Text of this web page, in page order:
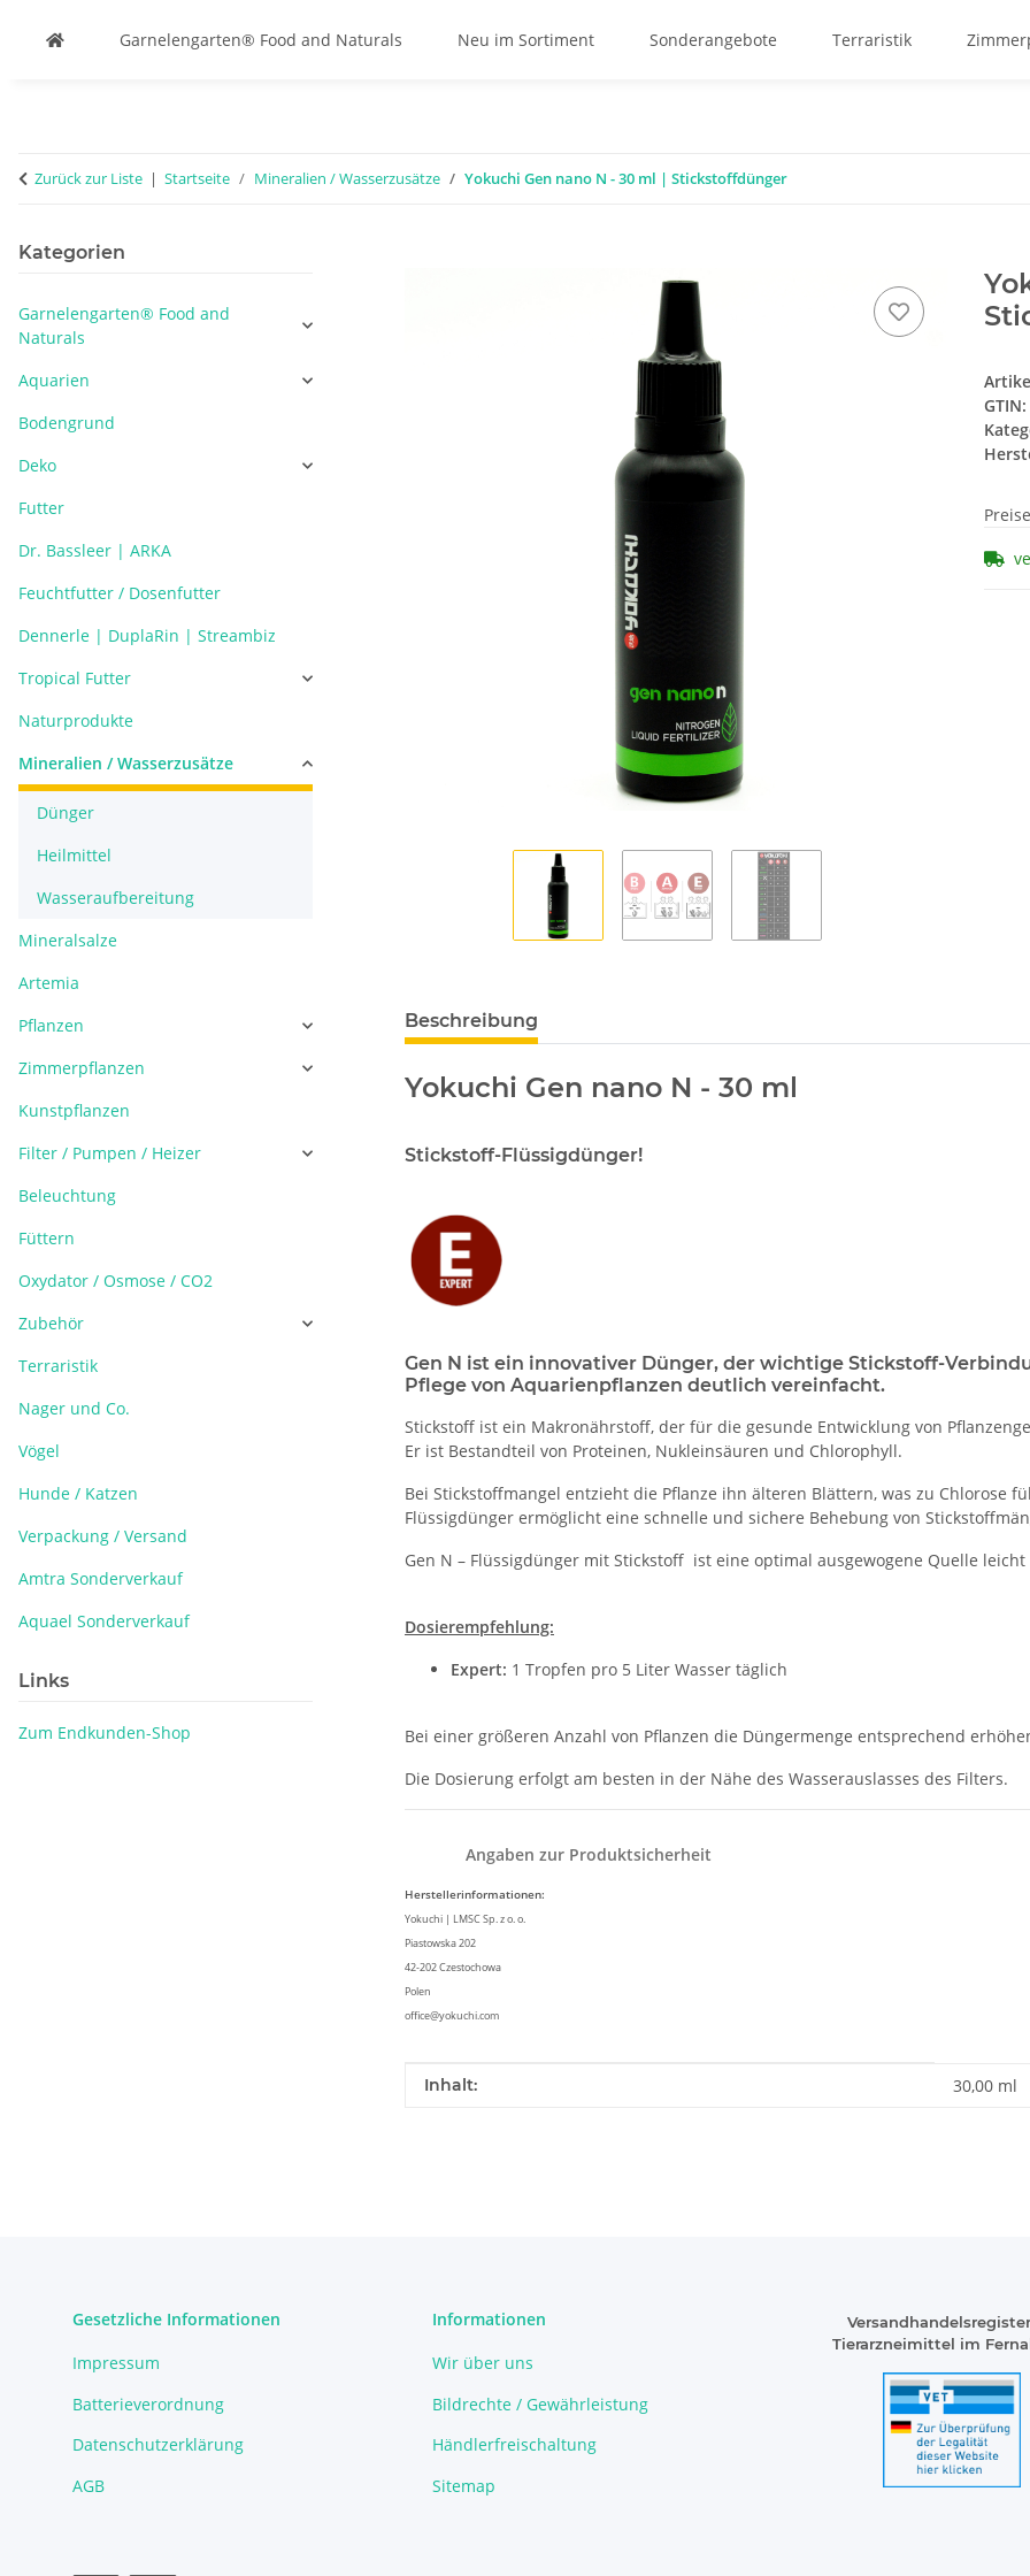
Garnelengarten® Food and Naturals Neu im Sortiment Sonderangebote Terraristik
Zurück zur Liste Startseite Mineralien / Wasserzusätze Yokuchi Gen nano N - 30 ml | Stickstoffdünger
GTIN:
Beschreibung
Yokuchi Gen nano N - 30 ml
Stickstoff-Flüssigdünger!
Gen N ist ein innovativer Dünger, der wichtige Stickstoff-
Pflege von Aquarienpflanzen deutlich vereinfacht.
Stickstoff ist ein Makronährstoff, der für die gesunde Entwicklung von
Er ist Bestandteil von Proteinen, Nukleinsäuren und Chlorophyll.
Bei Stickstoffmangel entzieht die Pflanze ihn älteren Blättern, was zu Chlorose
Flüssigdünger ermöglicht eine schnelle und sichere Behebung von
Gen N – Flüssigdünger mit Stickstoff ist eine optimal ausgewogene Quelle
Dosierempfehlung:
Expert: 1 Tropfen pro 5 Liter Wasser täglich
Bei einer größeren Anzahl von Pflanzen die Düngermenge entsprechend
Die Dosierung erfolgt am besten in der Nähe des Wasserauslasses des Filters.
Angaben zur Produktsicherheit
Herstellerinformationen:
Yokuchi | LMSC Sp. z o. o.
Piastowska 202
42-202 Czestochowa
Polen
office@yokuchi.com
Produkteigenschaft
Wert
Inhalt: 30,00 ml
Kategorien
Garnelengarten® Food and
Naturals
Aquarien
Bodengrund
Deko
Futter
Dr. Bassleer | ARKA
Feuchtfutter / Dosenfutter
Dennerle | DuplaRin | Streambiz
Tropical Futter
Naturprodukte
Mineralien / Wasserzusätze
Dünger
Heilmittel
Wasseraufbereitung
Mineralsalze
Artemia
Pflanzen
Zimmerpflanzen
Kunstpflanzen
Filter / Pumpen / Heizer
Beleuchtung
Füttern
Oxydator / Osmose / CO2
Zubehör
Terraristik
Nager und Co.
Vögel
Hunde / Katzen
Verpackung / Versand
Amtra Sonderverkauf
Aquael Sonderverkauf
Links
Zum Endkunden-Shop
Gesetzliche Informationen
Impressum
Batterieverordnung
Datenschutzerklärung
AGB
Informationen
Wir über uns
Bildrechte / Gewährleistung
Händlerfreischaltung
Sitemap
Tierarzneimittel im